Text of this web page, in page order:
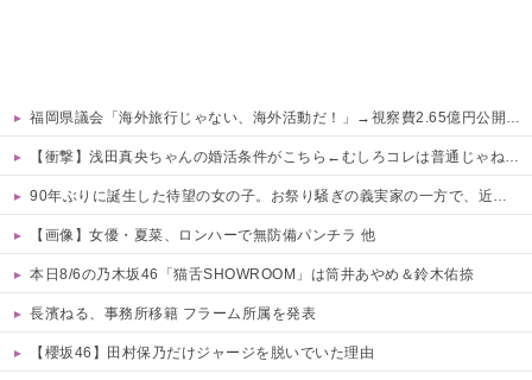
福岡県議会「海外旅行じゃない、海外活動だ！」→視察費2.65億円公開で再炎上ｗｗｗ
【衝撃】浅田真央ちゃんの婚活条件がこちら←むしろコレは普通じゃね？w w w w w w w w
90年ぶりに誕生した待望の女の子。お祭り騒ぎの義実家の一方で、近所の婦人会メンバーから「死なないといいね」と不吉な言葉を何度も繰り返されてしまう・・・
【画像】女優・夏菜、ロンハーで無防備パンチラ 他
本日8/6の乃木坂46「猫舌SHOWROOM」は筒井あやめ＆鈴木佑捺
長濱ねる、事務所移籍 フラーム所属を発表
【櫻坂46】田村保乃だけジャージを脱いでいた理由